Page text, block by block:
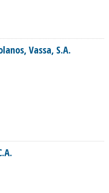
Vassa, S.A.